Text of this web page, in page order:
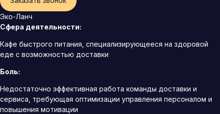
Эко-Ланч
Сфера деятельности:
Кафе быстрого питания, специализирующееся на здоровой
еде с возможностью доставки
Боль:
Недостаточно эффективная работа команды доставки и
сервиса, требующая оптимизации управления персоналом и
повышения мотивации